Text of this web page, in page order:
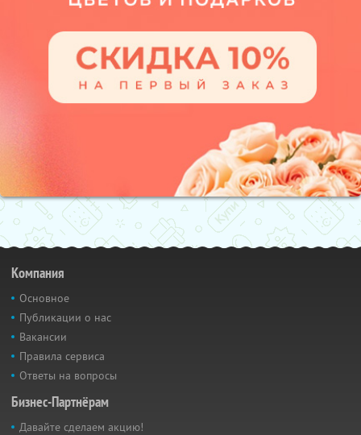
Компания
Основное
Публикации о нас
Вакансии
Правила сервиса
Ответы на вопросы
Бизнес-Партнёрам
Давайте сделаем акцию!